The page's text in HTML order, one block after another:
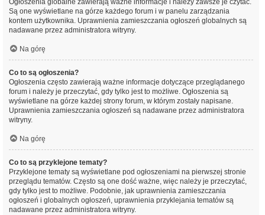
Ogłoszenia globalne zawierają ważne informacje i należy zawsze je czytać.
Są one wyświetlane na górze każdego forum i w panelu zarządzania
kontem użytkownika. Uprawnienia zamieszczania ogłoszeń globalnych są
nadawane przez administratora witryny.
Na górę
Co to są ogłoszenia?
Ogłoszenia często zawierają ważne informacje dotyczące przeglądanego
forum i należy je przeczytać, gdy tylko jest to możliwe. Ogłoszenia są
wyświetlane na górze każdej strony forum, w którym zostały napisane.
Uprawnienia zamieszczania ogłoszeń są nadawane przez administratora
witryny.
Na górę
Co to są przyklejone tematy?
Przyklejone tematy są wyświetlane pod ogłoszeniami na pierwszej stronie
przeglądu tematów. Często są one dość ważne, więc należy je przeczytać,
gdy tylko jest to możliwe. Podobnie, jak uprawnienia zamieszczania
ogłoszeń i globalnych ogłoszeń, uprawnienia przyklejania tematów są
nadawane przez administratora witryny.